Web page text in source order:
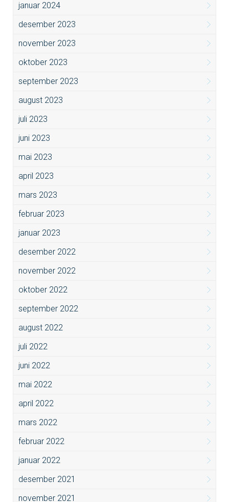
januar 2024
desember 2023
november 2023
oktober 2023
september 2023
august 2023
juli 2023
juni 2023
mai 2023
april 2023
mars 2023
februar 2023
januar 2023
desember 2022
november 2022
oktober 2022
september 2022
august 2022
juli 2022
juni 2022
mai 2022
april 2022
mars 2022
februar 2022
januar 2022
desember 2021
november 2021